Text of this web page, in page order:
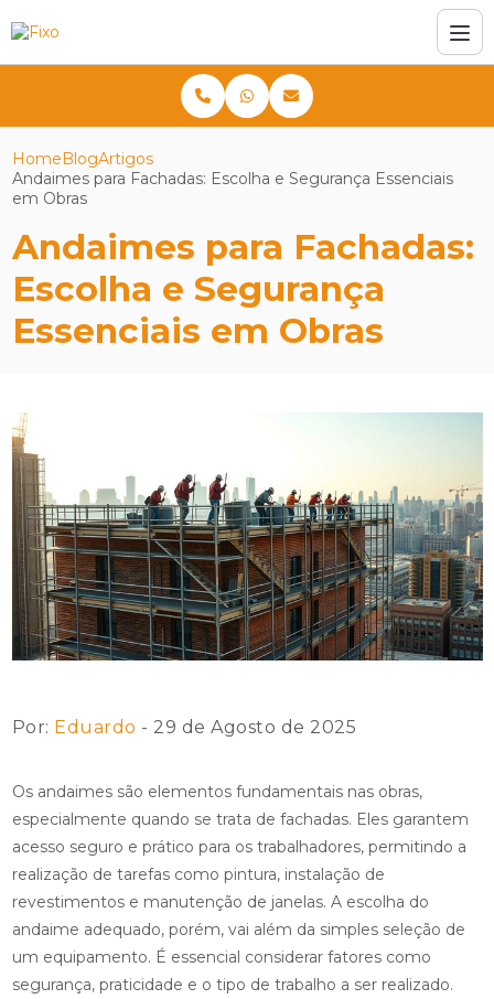
HomeBlogArtigos
Andaimes para Fachadas: Escolha e Segurança Essenciais
em Obras
Andaimes para Fachadas:
Escolha e Segurança
Essenciais em Obras
Por: Eduardo - 29 de Agosto de 2025
Os andaimes são elementos fundamentais nas obras,
especialmente quando se trata de fachadas. Eles garantem
acesso seguro e prático para os trabalhadores, permitindo a
realização de tarefas como pintura, instalação de
revestimentos e manutenção de janelas. A escolha do
andaime adequado, porém, vai além da simples seleção de
um equipamento. É essencial considerar fatores como
segurança, praticidade e o tipo de trabalho a ser realizado.